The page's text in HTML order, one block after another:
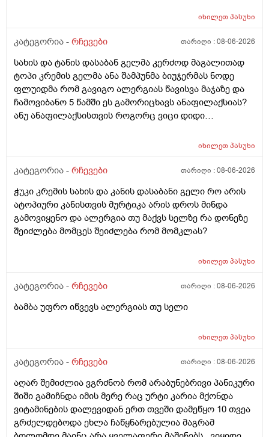
იხილეთპასუხი
კატეგორია - რჩევები თარიღი :08-06-2026
სახის და ტანის დასაბან გელმა კერძოდ მაგალითად
ტოპი კრემის გელმა ანა შამპუნმა ბიუჯერმას ნოდე
ფლუიდმა რომ გავიგო ალერგიას წავისვა მაჯაზე და
ჩამოვიბანო 5 წამში ეს გამორიცხავს ანაფილაქსიას?
ანუ ანაფილაქსისთვის როგორც ვიცი დიდი
ანაფილაქცია განვითარდეს სწორია? ანუ იმ
კონკრეტული რაღაც ნივთიერების მიმართ ეს ტესტი
ტესტი დიდი დიდი გამოყაროს ხო?
იხილეთპასუხი
კატეგორია - რჩევები თარიღი :08-06-2026
ჭუკი კრემის სახის და კანის დასაბანი გელი რო არის
ატოპიური კანისთვის მურტიკა არის დროს მინდა
გამოვიყენო და ალერგია თუ მაქვს სელზე რა დონეზე
შეიძლება მომცეს შეიძლება რომ მომკლას?
იხილეთპასუხი
კატეგორია - რჩევები თარიღი :08-06-2026
ბამბა უფრო იწვევს ალერგიას თუ სელი
იხილეთპასუხი
კატეგორია - რჩევები თარიღი :08-06-2026
აღარ შემიძლია ვგრძნობ რომ არაბუნებრივი პანიკური
შიში გამიჩნდა იმის მერე რაც ურტი კარია მქონდა
ვიტამინების დალევიდან ერთ თვეში დამეწყო 10 თვეა
გრძელდებოდა ეხლა ჩაწყნარებულია მაგრამ